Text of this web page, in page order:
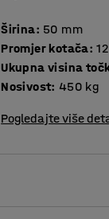
Širina: 50 mm
Promjer kotača:
Ukupna visina
Nosivost: 450 kg
Pogledajte više